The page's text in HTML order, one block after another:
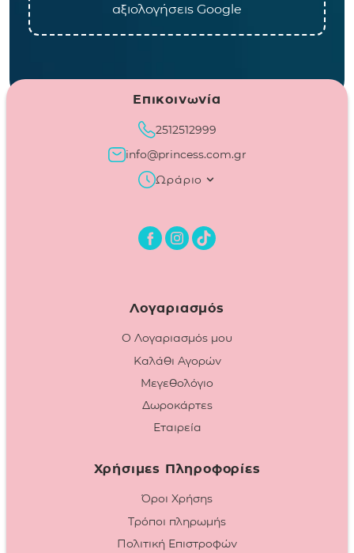
αξιολογήσεις Google
Επικοινωνία
2512512999
info@princess.com.gr
Ωράριο
Λογαριασμός
Ο Λογαριασμός μου
Καλάθι Αγορών
Μεγεθολόγιο
Δωροκάρτες
Εταιρεία
Χρήσιμες Πληροφορίες
Όροι Χρήσης
Τρόποι πληρωμής
Πολιτική Επιστροφών